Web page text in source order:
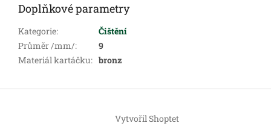
Doplňkové parametry
Kategorie:
Čištění
Průměr /mm/:
9
Materiál kartáčku: bronz
Z
Vytvořil Shoptet